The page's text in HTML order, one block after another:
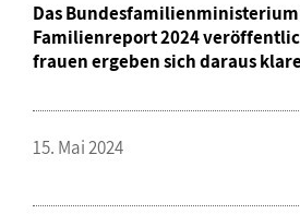
Das
Familienreport 2024
frauen ergeben sich daraus
15. Mai 2024